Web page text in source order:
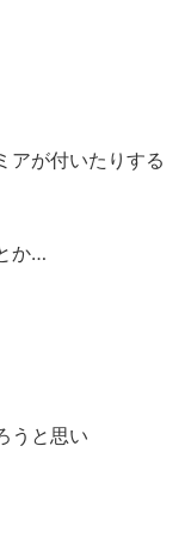
が付いたりする
か…
うと思い